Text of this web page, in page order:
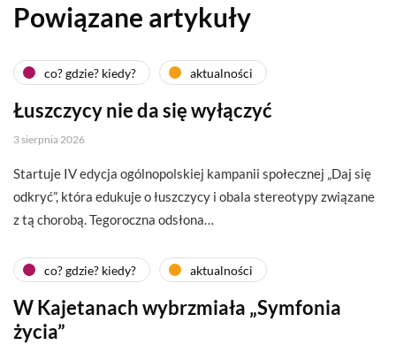
Powiązane artykuły
co? gdzie? kiedy? aktualności
Łuszczycy nie da się wyłączyć
3 sierpnia 2026
Startuje IV edycja ogólnopolskiej kampanii społecznej „Daj się
odkryć”, która edukuje o łuszczycy i obala stereotypy związane
z tą chorobą. Tegoroczna odsłona…
co? gdzie? kiedy? aktualności
W Kajetanach wybrzmiała „Symfonia
życia”